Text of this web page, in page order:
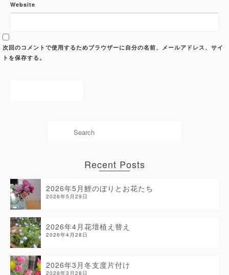
Website
次回のコメントで使用するためブラウザーに自分の名前、メールアドレス、サイ
トを保存する。
Recent Posts
2026年5月鯉のぼりとお花たち
2026年5月29日
2026年4月花壇植え替え
2026年4月28日
2026年3月冬支度片付け
2026年3月28日